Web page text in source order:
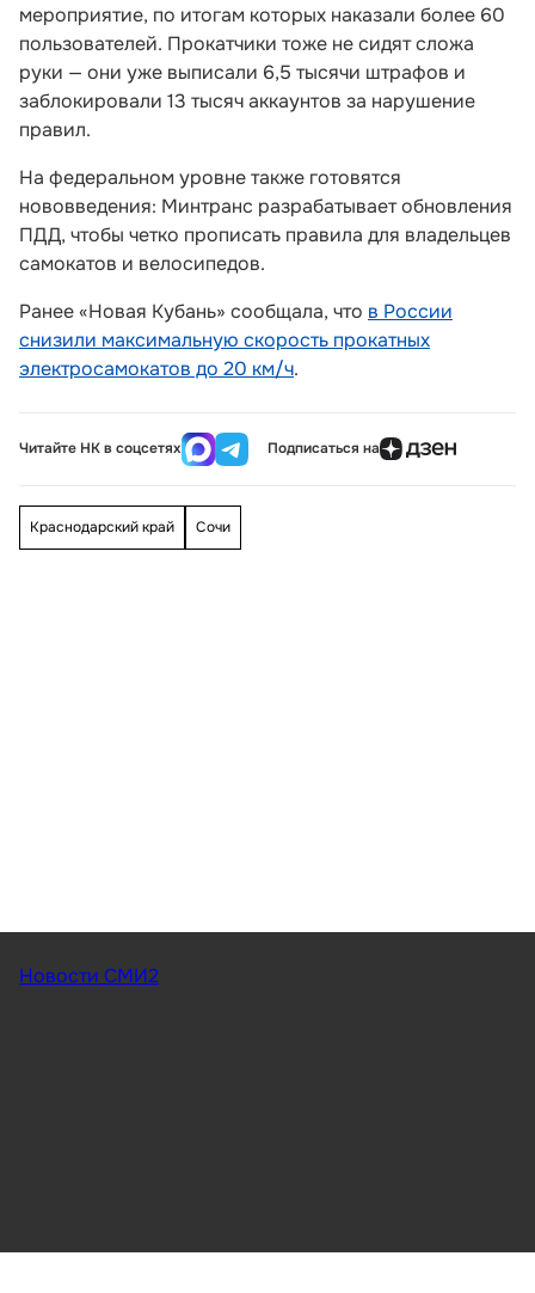
мероприятие, по итогам которых наказали более 60
пользователей. Прокатчики тоже не сидят сложа
руки — они уже выписали 6,5 тысячи штрафов и
заблокировали 13 тысяч аккаунтов за нарушение
правил.
На федеральном уровне также готовятся
нововведения: Минтранс разрабатывает обновления
ПДД, чтобы четко прописать правила для владельцев
самокатов и велосипедов.
Ранее «Новая Кубань» сообщала, что в России
снизили максимальную скорость прокатных
электросамокатов до 20 км/ч.
Читайте НК в соцсетях Подписаться на
Краснодарский край Сочи
Новости СМИ2